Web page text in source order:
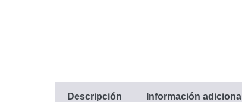
Descripción Información adicional